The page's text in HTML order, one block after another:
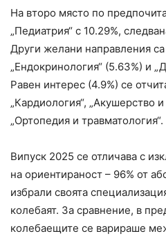
На второ място по
„Педиатрия“ с 10.29%,
Други желани направления
„Ендокринология“ (5.63%) и
Равен интерес (4.9%) се
„Кардиология“, „Акушерство
„Ортопедия и травматология“.
Випуск 2025 се отличава с
на ориентираност – 96% от
избрали своята
колебаят. За сравнение, в
колебаещите се варираше